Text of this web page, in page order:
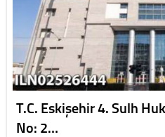
T.C. Eskişehir 4. Sulh
No: 2…